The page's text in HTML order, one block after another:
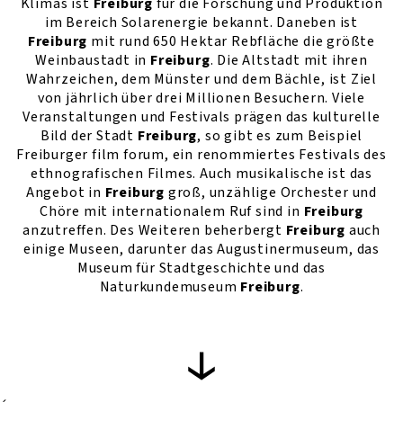
im Bereich Solarenergie bekannt. Daneben ist
Freiburg mit rund 650 Hektar Rebfläche die größte
Weinbaustadt in Freiburg. Die Altstadt mit ihren
Wahrzeichen, dem Münster und dem Bächle, ist Ziel
von jährlich über drei Millionen Besuchern. Viele
Veranstaltungen und Festivals prägen das kulturelle
Bild der Stadt Freiburg, so gibt es zum Beispiel
Freiburger film forum, ein renommiertes Festivals des
ethnografischen Filmes. Auch musikalische ist das
Angebot in Freiburg groß, unzählige Orchester und
Chöre mit internationalem Ruf sind in Freiburg
anzutreffen. Des Weiteren beherbergt Freiburg auch
einige Museen, darunter das Augustinermuseum, das
Museum für Stadtgeschichte und das
Naturkundemuseum Freiburg.
´